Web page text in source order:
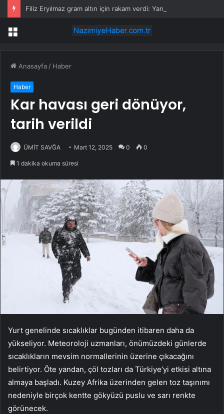
Menü
Anasayfa / Haber
Haber
Kar havası geri dönüyor,
tarih verildi
ÜMİT SAVĞA Mart 12, 2025 0 0
1 dakika okuma süresi
Yurt genelinde sıcaklıklar bugünden itibaren daha da
yükseliyor. Meteoroloji uzmanları, önümüzdeki günlerde
sıcaklıkların mevsim normallerinin üzerine çıkacağını
belirtiyor. Öte yandan, çöl tozları da Türkiye’yi etkisi altına
almaya başladı. Kuzey Afrika üzerinden gelen toz taşınımı
nedeniyle birçok kentte gökyüzü puslu ve sarı renkte
görünecek.